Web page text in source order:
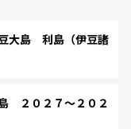
大島 利島（伊豆諸
２０２７～２０２